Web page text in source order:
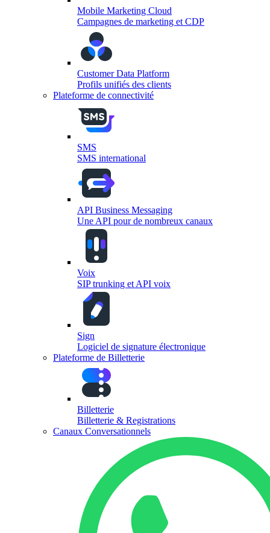
Mobile Marketing Cloud
Campagnes de marketing et CDP
Customer Data Platform
Profils unifiés des clients
Plateforme de connectivité
SMS
SMS international
API Business Messaging
Une API pour de nombreux canaux
Voix
SIP trunking et API voix
Sign
Logiciel de signature électronique
Plateforme de Billetterie
Billetterie
Billetterie & Registrations
Canaux Conversationnels